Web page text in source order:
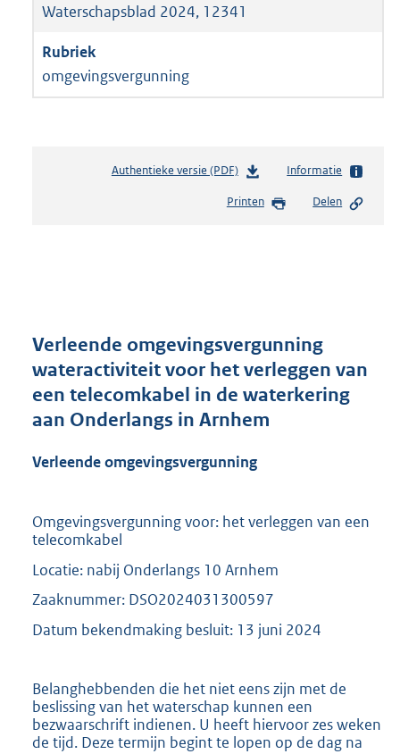
Waterschapsblad 2024, 12341
omgevingsvergunning
Authentieke versie (PDF)b
s
r
o
t
2
K
Informatie
Printen Delen
Verleende omgevingsvergunning
wateractiviteit voor het verleggen van
een telecomkabel in de waterkering
aan Onderlangs in Arnhem
Verleende omgevingsvergunning
Omgevingsvergunning voor: het verleggen van een
telecomkabel
Locatie: nabij Onderlangs 10 Arnhem
Zaaknummer: DSO2024031300597
Datum bekendmaking besluit: 13 juni 2024
Belanghebbenden die het niet eens zijn met de
beslissing van het waterschap kunnen een
bezwaarschrift indienen. U heeft hiervoor zes weken
de tijd. Deze termijn begint te lopen op de dag na